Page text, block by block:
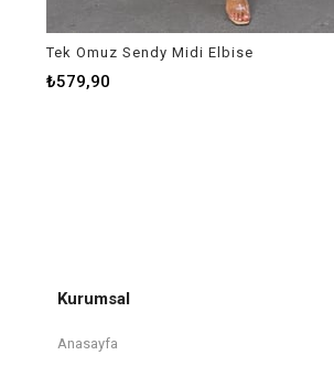
Tek Omuz Sendy Midi Elbise
₺579,90
Kurumsal
Anasayfa